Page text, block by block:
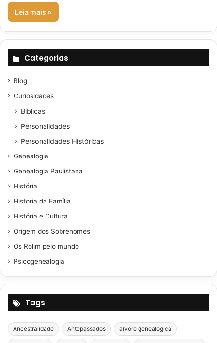
Leia mais »
Categorias
Blog
Curiosidades
Bíblicas
Personalidades
Personalidades Históricas
Genealogia
Genealogia Paulistana
História
Historia da Família
História e Cultura
Origem dos Sobrenomes
Os Rolim pelo mundo
Psicogenealogia
Tags
Ancestralidade Antepassados arvore genealogica